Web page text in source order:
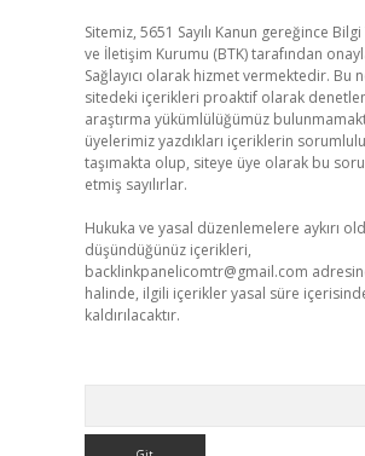
Sitemiz, 5651 Sayılı Kanun gereğince
ve İletişim Kurumu (BTK) tarafından
Sağlayıcı olarak hizmet vermektedir. Bu
sitedeki içerikleri proaktif olarak
araştırma yükümlülüğümüz
üyelerimiz yazdıkları içeriklerin
taşımakta olup, siteye üye olarak bu
etmiş sayılırlar.
Hukuka ve yasal düzenlemelere aykırı
düşündüğünüz içerikleri,
backlinkpanelicomtr@gmail.com
halinde, ilgili içerikler yasal süre
kaldırılacaktır.